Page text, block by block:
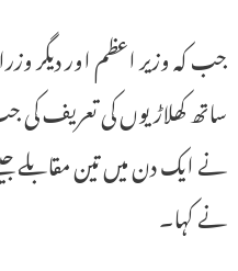
جب کہ وزیر اعظم اور دیگر
ساتھ کھلاڑیوں کی تعریف
نے ایک دن میں تین مقابلے
نے کہا۔